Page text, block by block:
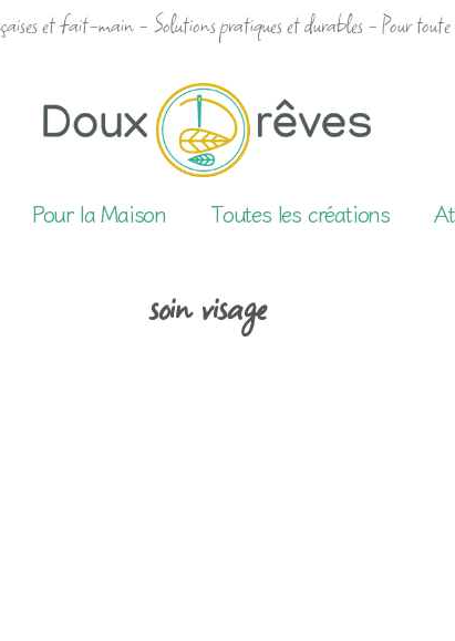
et fait-main - Solutions pratiques et durables - Pour
Pour la Maison Toutes les créations
soin visage